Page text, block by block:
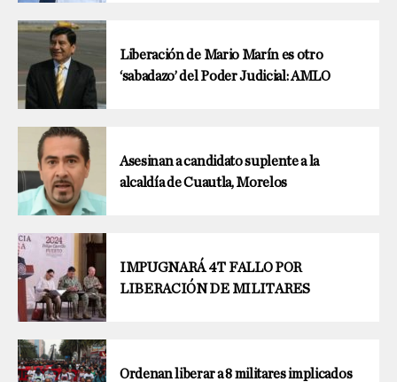
Liberación de Mario Marín es otro
‘sabadazo’ del Poder Judicial: AMLO
Asesinan a candidato suplente a la
alcaldía de Cuautla, Morelos
IMPUGNARÁ 4T FALLO POR
LIBERACIÓN DE MILITARES
Ordenan liberar a 8 militares implicados